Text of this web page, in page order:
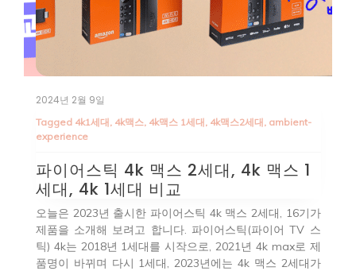
2023년 12월 17일
Tagged 12900ks ,12세대 ,14900k,14900k-온도,3dmark
14세대 14900K 성능 비교
현재 사용중인 Z690-f 보드에서 12900KS와 인텔 i9
14900K의 성능 비교를 해봤어요. 시네벤치에서 순정 상태
일 때 CPU에 리밋이 걸려 있어 P코어 E코어 모두 클럭저
하가 발생했고,리밋을 푸니 CPU 온도는 높았지만 클럭 저
하는 없었어요.